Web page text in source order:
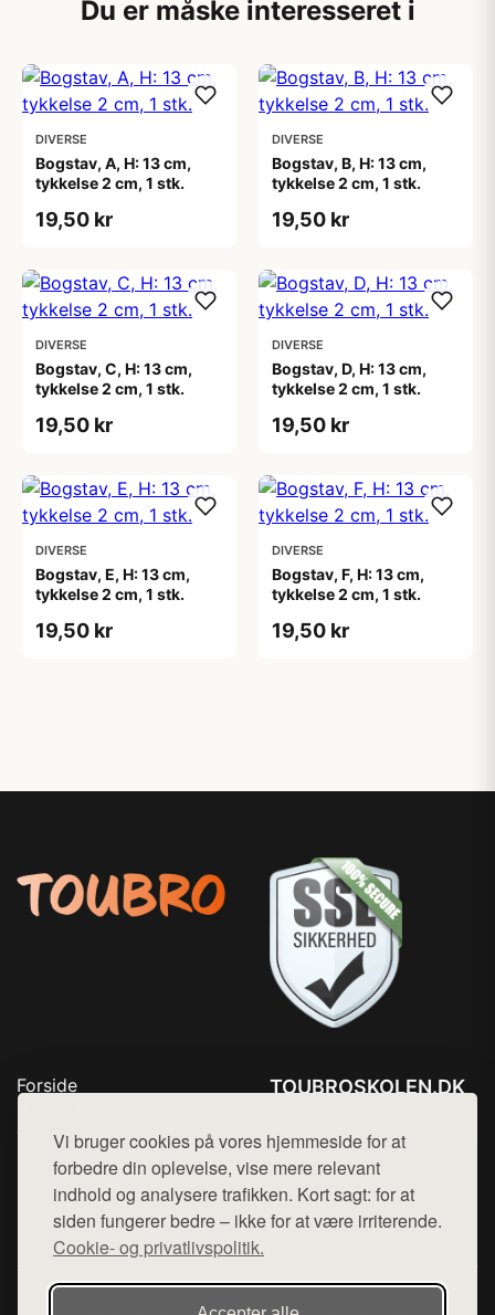
Vi bruger cookies på vores hjemmeside for at
forbedre din oplevelse, vise mere relevant
indhold og analysere trafikken. Kort sagt: for at
siden fungerer bedre – ikke for at være irriterende.
Cookie- og privatlivspolitik.
Du er måske interesseret i
DIVERSE
Bogstav, A, H: 13 cm,
tykkelse 2 cm, 1 stk.
19,50 kr
DIVERSE
Bogstav, B, H: 13 cm,
tykkelse 2 cm, 1 stk.
19,50 kr
DIVERSE
Bogstav, C, H: 13 cm,
tykkelse 2 cm, 1 stk.
19,50 kr
DIVERSE
Bogstav, D, H: 13 cm,
tykkelse 2 cm, 1 stk.
19,50 kr
DIVERSE
Bogstav, E, H: 13 cm,
tykkelse 2 cm, 1 stk.
19,50 kr
DIVERSE
Bogstav, F, H: 13 cm,
tykkelse 2 cm, 1 stk.
19,50 kr
Forside
Top Rabatter
Blog
Kontakt
TOUBROSKOLEN.DK
Mail: hej@want.dk
Cookie- og privatlivspolitik